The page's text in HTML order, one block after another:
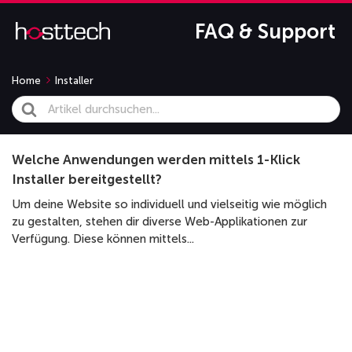
FAQ & Support
Home Installer
Search
For
Welche Anwendungen werden mittels 1-Klick
Installer bereitgestellt?
Um deine Website so individuell und vielseitig wie möglich
zu gestalten, stehen dir diverse Web-Applikationen zur
Verfügung. Diese können mittels...